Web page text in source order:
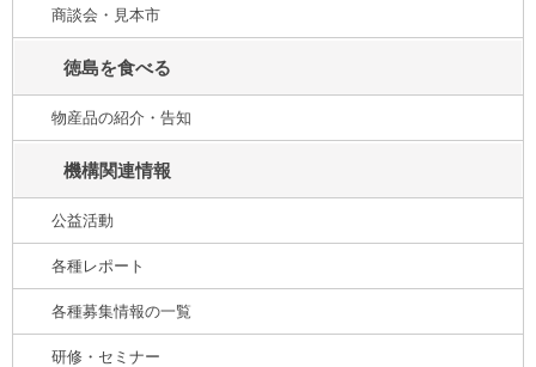
商談会・見本市
徳島を食べる
物産品の紹介・告知
機構関連情報
公益活動
各種レポート
各種募集情報の一覧
研修・セミナー